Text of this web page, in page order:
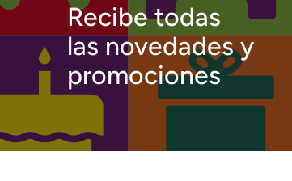
Recibe todas
las novedades y
promociones